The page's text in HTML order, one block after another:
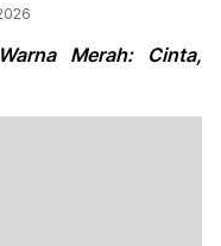
Merah: Cinta,